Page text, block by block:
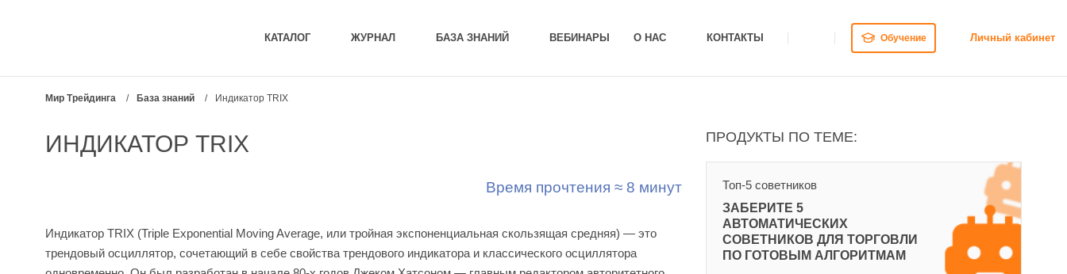
КАТАЛОГ ЖУРНАЛ БАЗА ЗНАНИЙ ВЕБИНАРЫ О НАС КОНТАКТЫ Обучение Личный кабинет
Мир Трейдинга / База знаний / Индикатор TRIX
ИНДИКАТОР TRIX
Время прочтения ≈ 8 минут
Индикатор TRIX (Triple Exponential Moving Average, или тройная экспоненциальная скользящая средняя) — это
трендовый осциллятор, сочетающий в себе свойства трендового индикатора и классического осциллятора
ПРОДУКТЫ ПО ТЕМЕ:
Топ-5 советников
ЗАБЕРИТЕ 5
АВТОМАТИЧЕСКИХ
СОВЕТНИКОВ ДЛЯ ТОРГОВЛИ
ПО ГОТОВЫМ АЛГОРИТМАМ